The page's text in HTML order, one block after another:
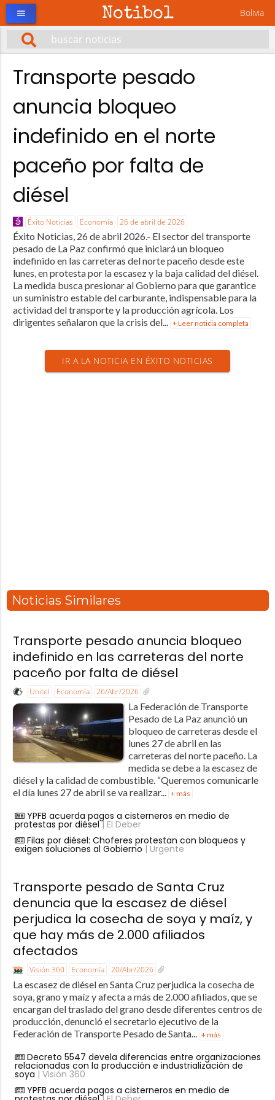
Notibol Bolivia
menu
Transporte pesado
anuncia bloqueo
indefinido en el norte
paceño por falta de
diésel
Éxito Noticias Economía 26 de abril de 2026
Éxito Noticias, 26 de abril 2026.- El sector del transporte
pesado de La Paz confirmó que iniciará un bloqueo
indefinido en las carreteras del norte paceño desde este
lunes, en protesta por la escasez y la baja calidad del diésel.
La medida busca presionar al Gobierno para que garantice
un suministro estable del carburante, indispensable para la
actividad del transporte y la producción agrícola. Los
dirigentes señalaron que la crisis del... + Leer noticia completa
IR A LA NOTICIA EN ÉXITO NOTICIAS
Noticias Similares
Transporte pesado anuncia bloqueo
indefinido en las carreteras del norte
paceño por falta de diésel
Unitel Economía 26/Abr/2026
La Federación de Transporte
Pesado de La Paz anunció un
bloqueo de carreteras desde el
lunes 27 de abril en las
carreteras del norte paceño. La
medida se debe a la escasez de
diésel y la calidad de combustible. “Queremos comunicarle
el día lunes 27 de abril se va realizar... + más
YPFB acuerda pagos a cisterneros en medio de
protestas por diésel| El Deber
Filas por diésel: Choferes protestan con bloqueos y
exigen soluciones al Gobierno | Urgente
Transporte pesado de Santa Cruz
denuncia que la escasez de diésel
perjudica la cosecha de soya y maíz, y
que hay más de 2.000 afiliados
afectados
Visión 360 Economía 20/Abr/2026
La escasez de diésel en Santa Cruz perjudica la cosecha de
soya, grano y maíz y afecta a más de 2.000 afiliados, que se
encargan del traslado del grano desde diferentes centros de
producción, denunció el secretario ejecutivo de la
Federación de Transporte Pesado de Santa...
+ más
Decreto 5547 devela diferencias entre organizaciones
relacionadas con la producción e industrialización de
soya | Visión 360
YPFB acuerda pagos a cisterneros en medio de